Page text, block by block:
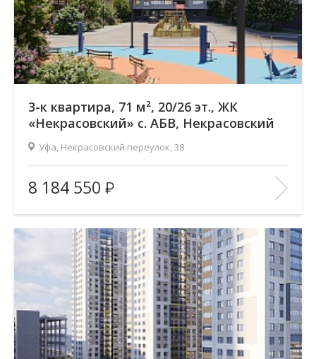
В ИЗБРАННОЕ
3-к квартира, 71 м², 20/26 эт., ЖК
«Некрасовский» с. АБВ, Некрасовский
переулок
Уфа, Некрасовский переулок, 38
Жилой комплекс:
ЖК «Некрасовский» с. АБВ
Количество комнат:
3
Район:
Зеленая роща
Этажность:
26
Общая площадь:
71.17 м
Отделка помещения:
без отделки
Год постройки дома:
—
В ИЗБРАННОЕ
8 184 550